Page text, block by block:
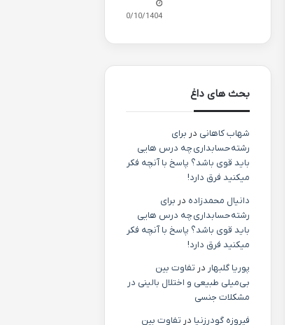
10/10/1404
بحث های داغ
شهاب کاهانی در برای
رشته حسابداری چه درس هایی
باید قوی باشد؟ پاسخ با آنچه فکر
میکنید فرق دارد!
دانیال محمدزاده در برای
رشته حسابداری چه درس هایی
باید قوی باشد؟ پاسخ با آنچه فکر
میکنید فرق دارد!
پوریا گلبهار در تفاوت بین
بی‌میلی طبیعی و اختلال بالینی در
مشکلات جنسی
فیروزه گودرزنیا در تفاوت بین